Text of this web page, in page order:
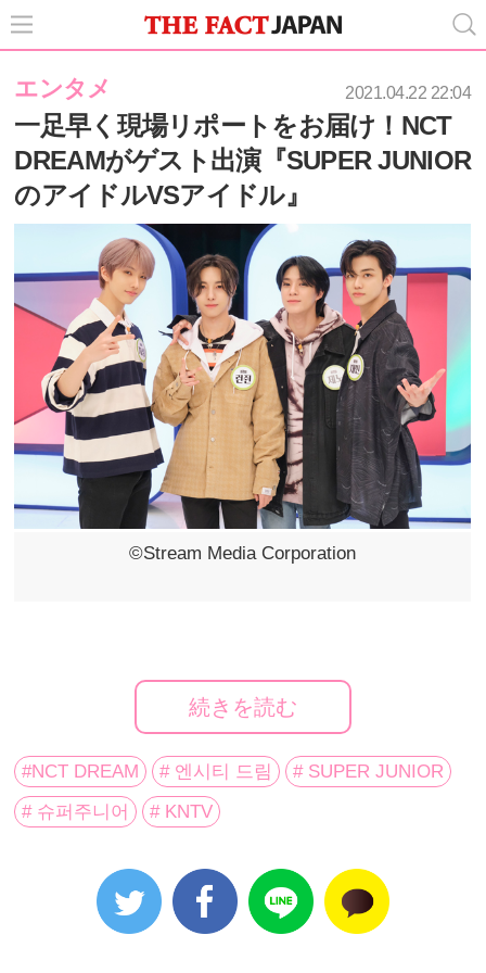
エンタメ 2021.04.22 22:04
一足早く現場リポートをお届け！NCT
DREAMがゲスト出演『SUPER JUNIOR
のアイドルVSアイドル』
©Stream Media Corporation
アイドルVSアイドル』を日本初放送中。
4月22日からはいよいよNCT DREAMがゲスト出演！
放送に先駆けて収録現場リポートをお届けします。
＜4/22放送 Brain-知力編＞
KNTVオリジナルバラエティ番組『SUPER
JUNIORのアイドルVSアイドル』。4月22日から放送さ
れる第37回～40回には、MCと同じ事務所の後輩でもあ
続きを読む
#NCT DREAM # 엔시티 드림
# SUPER JUNIOR
# 슈퍼주니어
# KNTV